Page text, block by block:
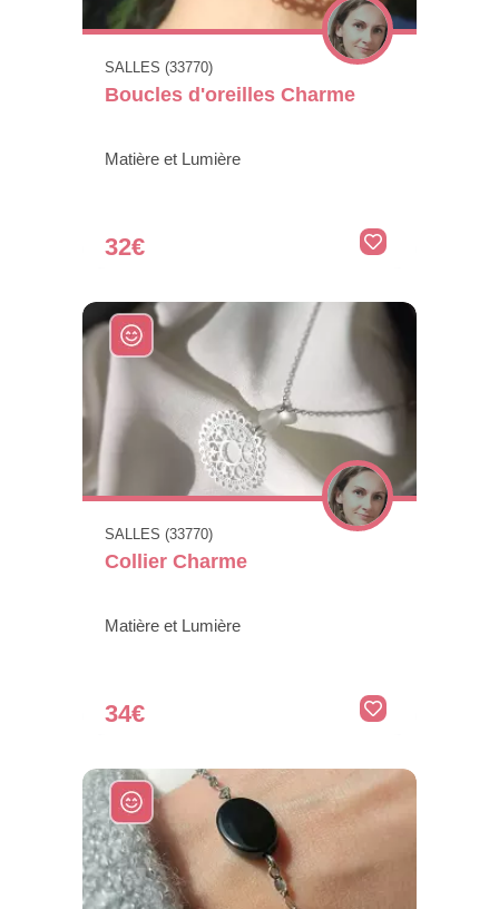
SALLES (33770)
Boucles d'oreilles Charme
Matière et Lumière
32€
SALLES (33770)
Collier Charme
Matière et Lumière
34€